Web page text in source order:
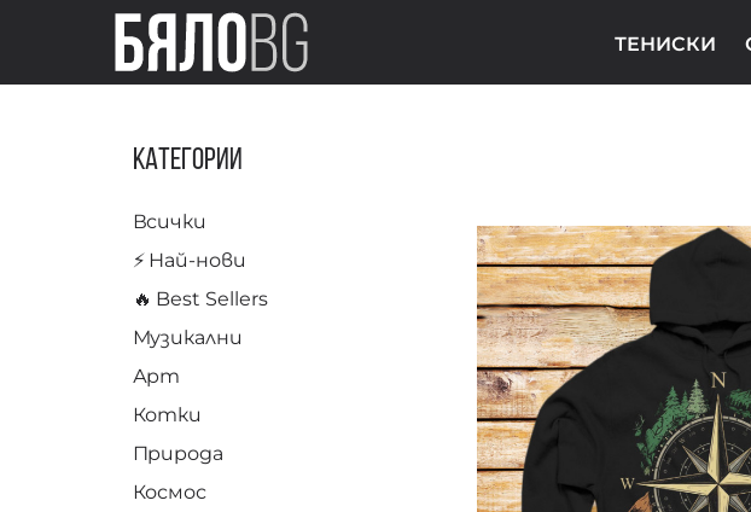
ТЕНИСКИ
Категории
Всички
⚡️ Най-нови
🔥 Best Sellers
Музикални
Арт
Котки
Природа
Космос